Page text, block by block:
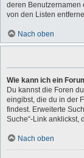
deren Benutzernamen
von den Listen
Nach oben
Wie kann ich ein
Du kannst die Foren
eingibst, die du in der
findest. Erweiterte
Suche“-Link anklickst,
Nach oben